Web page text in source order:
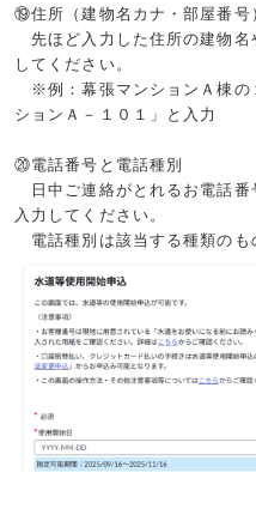
⑲住所（建物名カナ・部屋番号
先ほど入力した住所の建物名
してください。
※例：幕張マンションＡ棟の
ションＡ－１０１」と入力
⑳電話番号と電話種別
日中ご連絡がとれるお電話番
入力してください。
電話種別は該当する種類のも